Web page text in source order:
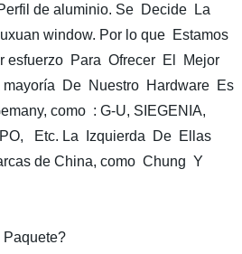
de aluminio. Se Decide La
window. Por lo que Estamos
esfuerzo Para Ofrecer El Mejor
De Nuestro Hardware Es
como : G-U, SIEGENIA,
Etc. La Izquierda De Ellas
de China, como Chung Y